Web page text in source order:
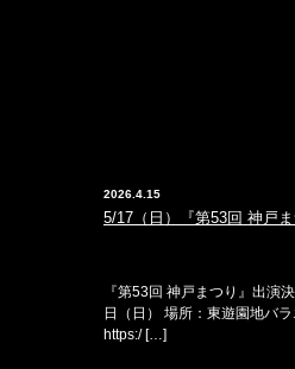
2026.4.15
5/17（日）『第53回 神戸
『第53回 神戸まつり』出演
日（日） 場所：東遊園地バ
https:/ […]